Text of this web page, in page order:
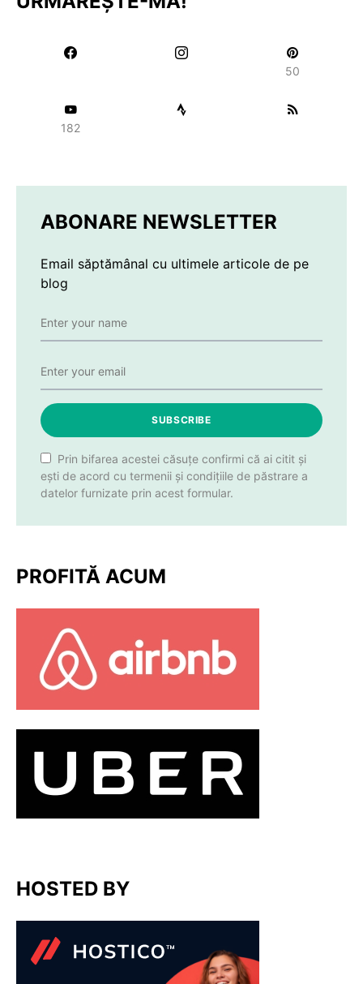
50
182
ABONARE NEWSLETTER
Email săptămânal cu ultimele articole de pe
blog
SUBSCRIBE
Prin bifarea acestei căsuțe confirmi că ai citit și
ești de acord cu termenii și condițiile de păstrare a
datelor furnizate prin acest formular.
PROFITĂ ACUM
HOSTED BY